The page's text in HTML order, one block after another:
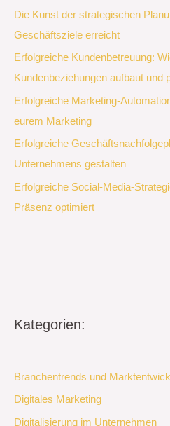
Die Kunst der strategischen
Geschäftsziele erreicht
Erfolgreiche Kundenbetreuung:
Kundenbeziehungen aufbaut und
Erfolgreiche Marketing-
eurem Marketing
Erfolgreiche
Unternehmens gestalten
Erfolgreiche Social-Media-
Präsenz optimiert
Kategorien:
Branchentrends und
Digitales Marketing
Digitalisierung im Unternehmen